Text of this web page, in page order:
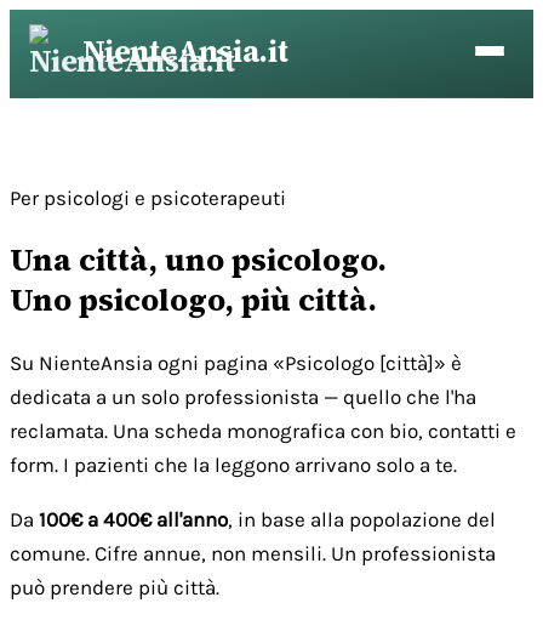
Vai
contenuto
NienteAnsia.it
Per psicologi e psicoterapeuti
Una città, uno psicologo.
Uno psicologo, più città.
Su NienteAnsia ogni pagina «Psicologo [città]» è
dedicata a un solo professionista — quello che l'ha
reclamata. Una scheda monografica con bio, contatti e
form. I pazienti che la leggono arrivano solo a te.
Da 100€ a 400€ all'anno, in base alla popolazione del
comune. Cifre annue, non mensili. Un professionista
può prendere più città.